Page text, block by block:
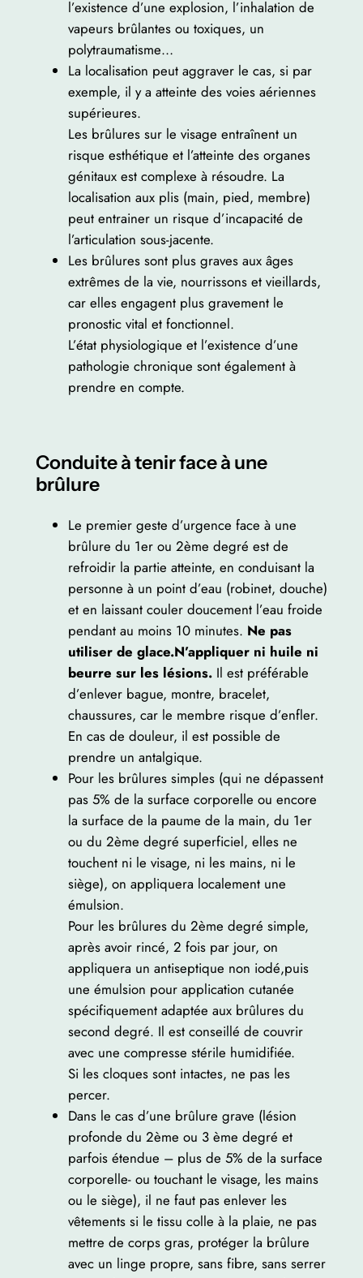
l’existence d’une explosion, l’inhalation de
vapeurs brûlantes ou toxiques, un
polytraumatisme…
La localisation peut aggraver le cas, si par
exemple, il y a atteinte des voies aériennes
supérieures.
Les brûlures sur le visage entraînent un
risque esthétique et l’atteinte des organes
génitaux est complexe à résoudre. La
localisation aux plis (main, pied, membre)
peut entrainer un risque d’incapacité de
l’articulation sous-jacente.
Les brûlures sont plus graves aux âges
extrêmes de la vie, nourrissons et vieillards,
car elles engagent plus gravement le
pronostic vital et fonctionnel.
L’état physiologique et l’existence d’une
pathologie chronique sont également à
prendre en compte.
Conduite à tenir face à une
brûlure
Le premier geste d’urgence face à une
brûlure du 1er ou 2ème degré est de
refroidir la partie atteinte, en conduisant la
personne à un point d’eau (robinet, douche)
et en laissant couler doucement l’eau froide
pendant au moins 10 minutes. Ne pas
utiliser de glace.N’appliquer ni huile ni
beurre sur les lésions.Il est préférable
d’enlever bague, montre, bracelet,
chaussures, car le membre risque d’enfler.
En cas de douleur, il est possible de
prendre un antalgique.
Pour les brûlures simples (qui ne dépassent
pas 5% de la surface corporelle ou encore
la surface de la paume de la main, du 1er
ou du 2ème degré superficiel, elles ne
touchent ni le visage, ni les mains, ni le
siège), on appliquera localement une
émulsion.
Pour les brûlures du 2ème degré simple,
après avoir rincé, 2 fois par jour, on
appliquera un antiseptique non iodé,puis
une émulsion pour application cutanée
spécifiquement adaptée aux brûlures du
second degré. Il est conseillé de couvrir
avec une compresse stérile humidifiée.
Si les cloques sont intactes, ne pas les
percer.
Dans le cas d’une brûlure grave (lésion
profonde du 2ème ou 3 ème degré et
parfois étendue – plus de 5% de la surface
corporelle- ou touchant le visage, les mains
ou le siège), il ne faut pas enlever les
vêtements si le tissu colle à la plaie, ne pas
mettre de corps gras, protéger la brûlure
avec un linge propre, sans fibre, sans serrer